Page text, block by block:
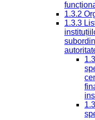
1.3.2
1.3.3